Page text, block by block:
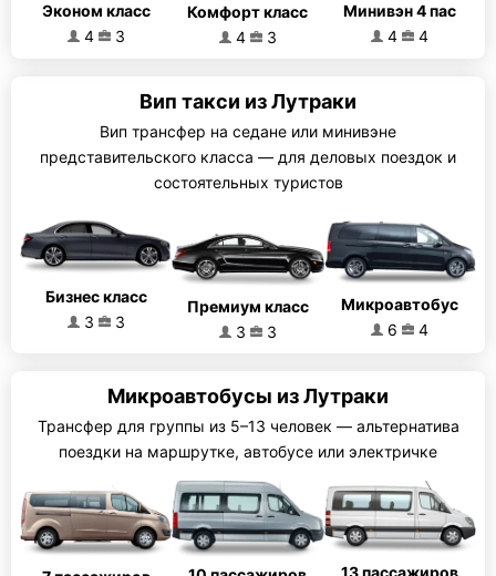
Эконом класс
4
3
Комфорт класс
4
3
Минивэн 4 пас
4
4
Вип такси из Лутраки
Вип трансфер на седане или минивэне
представительского класса — для деловых поездок и
состоятельных туристов
Бизнес класс
3
3
Премиум класс
3
3
Микроавтобус
6
4
Микроавтобусы из Лутраки
Трансфер для группы из 5–13 человек — альтернатива
поездки на маршрутке, автобусе или электричке